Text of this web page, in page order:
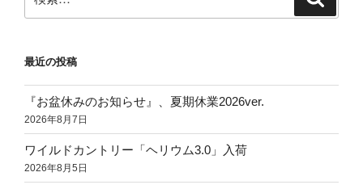
索:
最近の投稿
『お盆休みのお知らせ』、夏期休業2026ver.
2026年8月7日
ワイルドカントリー「ヘリウム3.0」入荷
2026年8月5日